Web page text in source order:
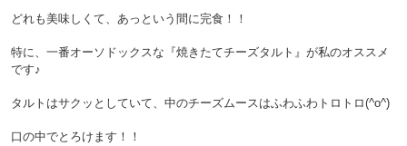
どれも美味しくて、あっという間に完食！！
特に、一番オーソドックスな『焼きたてチーズタルト』が私のオススメ
です♪
タルトはサクッとしていて、中のチーズムースはふわふわトロトロ(^o^)
口の中でとろけます！！